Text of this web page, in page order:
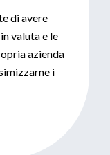
di avere
valuta e le
azienda
i